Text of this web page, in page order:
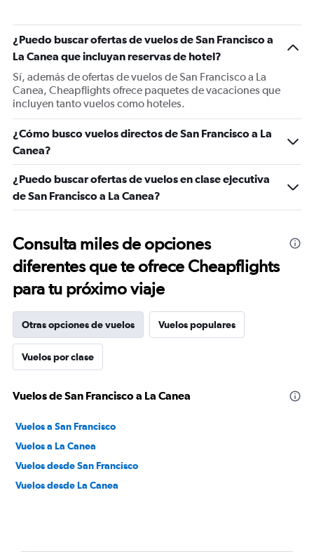
¿Puedo buscar ofertas de vuelos de San Francisco a
La Canea que incluyan reservas de hotel?
Sí, además de ofertas de vuelos de San Francisco a La
Canea, Cheapflights ofrece paquetes de vacaciones que
incluyen tanto vuelos como hoteles.
¿Cómo busco vuelos directos de San Francisco a La
Canea?
¿Puedo buscar ofertas de vuelos en clase ejecutiva
de San Francisco a La Canea?
Consulta miles de opciones
diferentes que te ofrece Cheapflights
para tu próximo viaje
Otras opciones de vuelos Vuelos populares
Vuelos por clase
Vuelos de San Francisco a La Canea
Vuelos a San Francisco
Vuelos a La Canea
Vuelos desde San Francisco
Vuelos desde La Canea